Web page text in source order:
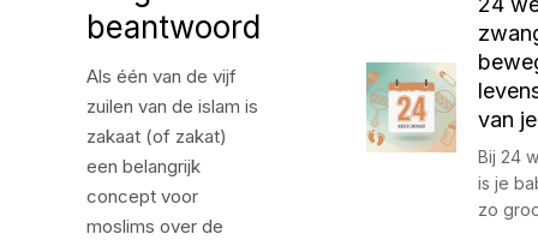
beantwoord
Als één van de vijf
zuilen van de islam is
zakaat (of zakat)
een belangrijk
concept voor
moslims over de
van
Bij 24
is je
zo